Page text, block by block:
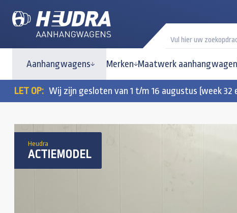
Aanhangwagens Merken Maatwerk aanhangwagen
LET OP: Wij zijn gesloten van 1 t/m 16 augustus (week 32
Heudra
ACTIEMODEL